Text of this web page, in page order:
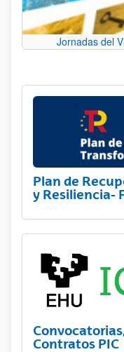
Jornadas del
Plan de
y Resiliencia-
Contratos PIC